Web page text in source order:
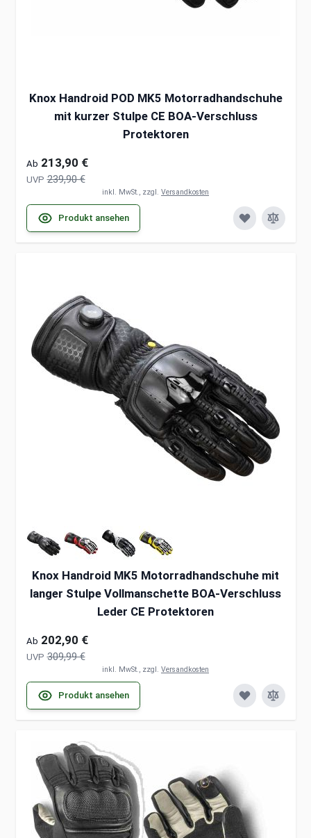
Knox Handroid POD MK5 Motorradhandschuhe
mit kurzer Stulpe CE BOA-Verschluss
Protektoren
Ab 213,90 €
UVP 239,90 €
inkl. MwSt., zzgl. Versandkosten
Produkt ansehen
Knox Handroid MK5 Motorradhandschuhe mit
langer Stulpe Vollmanschette BOA-Verschluss
Leder CE Protektoren
Ab 202,90 €
UVP 309,99 €
inkl. MwSt., zzgl. Versandkosten
Produkt ansehen